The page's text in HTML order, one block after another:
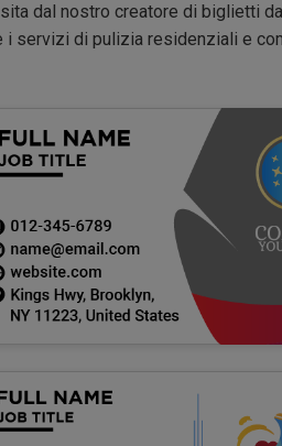
dal nostro creatore di biglietti
i servizi di pulizia residenziali e